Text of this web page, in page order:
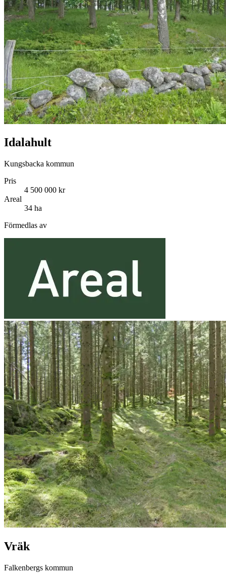
Idalahult
Kungsbacka kommun
Pris
4 500 000 kr
Areal
34 ha
Förmedlas av
Vräk
Falkenbergs kommun